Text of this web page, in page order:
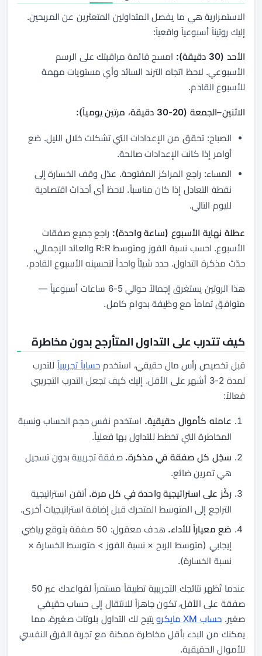
الاستمرارية هي ما يفصل المتداولين المتعثرين عن المربحين.
إليك روتيناً أسبوعياً واقعياً:
الأحد (30 دقيقة):
امسح قائمة مراقبتك على الرسم
الأسبوعي. لاحظ اتجاه الترند السائد وأي مستويات مهمة
للأسبوع القادم.
الاثنين–الجمعة (20-30 دقيقة، مرتين يومياً):
الصباح: تحقق من الإعدادات التي تشكلت خلال الليل. ضع
أوامر إذا كانت الإعدادات صالحة.
المساء: راجع المراكز المفتوحة. عدّل وقف الخسارة إلى
نقطة التعادل إذا كان مناسباً. لاحظ أي أحداث اقتصادية
لليوم التالي.
عطلة نهاية الأسبوع (ساعة واحدة): راجع جميع صفقات
الأسبوع. احسب نسبة الفوز ومتوسط R:R والعائد الإجمالي.
حدّث مذكرة التداول. حدد شيئاً واحداً لتحسينه الأسبوع القادم.
هذا الروتين يستغرق إجمالاً حوالي 5-6 ساعات أسبوعياً —
متوافق تماماً مع وظيفة بدوام كامل.
كيف تتدرب على التداول المتأرجح بدون مخاطرة
قبل تخصيص رأس مال حقيقي، استخدم حساباً تجريبياً للتدرب
لمدة 2-3 أشهر على الأقل. إليك كيف تجعل التدرب التجريبي
فعالاً:
عامله كأموال حقيقية. استخدم نفس حجم الحساب ونسبة
المخاطرة التي تخطط للتداول بها فعلياً.
سجّل كل صفقة في مذكرة. صفقة تجريبية بدون تسجيل
هي تمرين ضائع.
ركّز على استراتيجية واحدة في كل مرة. أتقن استراتيجية
التراجع إلى المتوسط المتحرك قبل إضافة استراتيجيات أخرى.
ضع معياراً للأداء.
هدف معقول: 50 صفقة بتوقع رياضي
إيجابي (متوسط الربح × نسبة الفوز > متوسط الخسارة ×
نسبة الخسارة).
عندما تُظهر نتائجك التجريبية تطبيقاً مستمراً لقواعدك عبر 50
صفقة على الأقل، تكون جاهزاً للانتقال إلى حساب حقيقي
صغير. حساب XM مايكرو
يتيح لك التداول بلوتات صغيرة، مما
يمكنك من البدء بأقل مخاطرة ممكنة مع تجربة الفرق النفسي
للأموال الحقيقية.